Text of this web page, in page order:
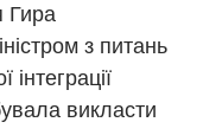
Гира
з питань
викласти